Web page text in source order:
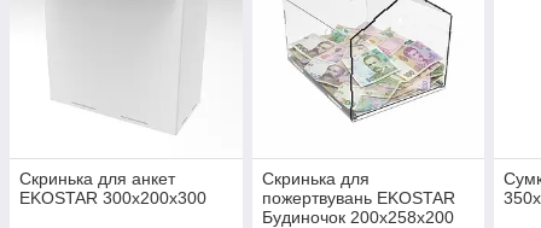
Скринька для анкет
EKOSTAR 300х200х300
Скринька для
пожертвувань EKOSTAR
Будиночок 200х258х200